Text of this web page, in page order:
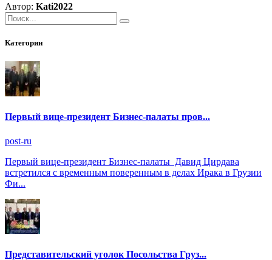
Автор: Kati2022
Категории
Первый вице-президент Бизнес-палаты пров...
post-ru
Первый вице-президент Бизнес-палаты Давид Цирдава
встретился с временным поверенным в делах Ирака в Грузии
Фи...
Представительский уголок Посольства Груз...